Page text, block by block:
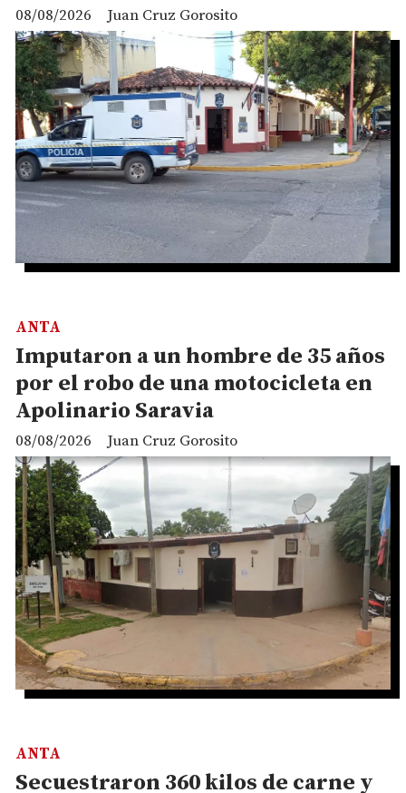
Juan Cruz Gorosito
08/08/2026
Imputaron a un hombre de 35 años
por el robo de una motocicleta en
Apolinario Saravia
Juan Cruz Gorosito
ANTA
08/08/2026
Secuestraron 360 kilos de carne y
ANTA